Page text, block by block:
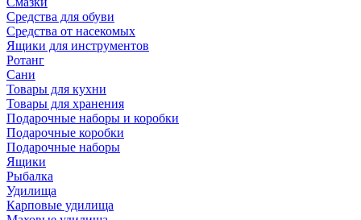
Средства для обуви
Средства от насекомых
Ящики для инструментов
Ротанг
Сани
Товары для кухни
Товары для хранения
Подарочные наборы и коробки
Подарочные коробки
Подарочные наборы
Ящики
Рыбалка
Удилища
Карповые удилища